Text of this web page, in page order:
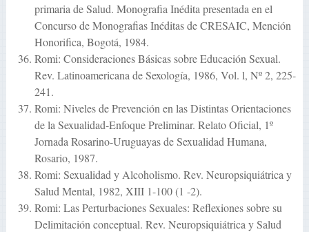
primaria de Salud. Monografia Inédita presentada en el
Concurso de Monografias Inéditas de CRESAIC, Mención
Honorifica, Bogotá, 1984.
Romi: Consideraciones Básicas sobre Educación Sexual.
Rev. Latinoamericana de Sexología, 1986, Vol. l, Nº 2, 225-
241.
Romi: Niveles de Prevención en las Distintas Orientaciones
de la Sexualidad-Enfoque Preliminar. Relato Oficial, 1º
Jornada Rosarino-Uruguayas de Sexualidad Humana,
Rosario, 1987.
Romi: Sexualidad y Alcoholismo. Rev. Neuropsiquiátrica y
Salud Mental, 1982, XIII 1-100 (1 -2).
Romi: Las Perturbaciones Sexuales: Reflexiones sobre su
Delimitación conceptual. Rev. Neuropsiquiátrica y Salud